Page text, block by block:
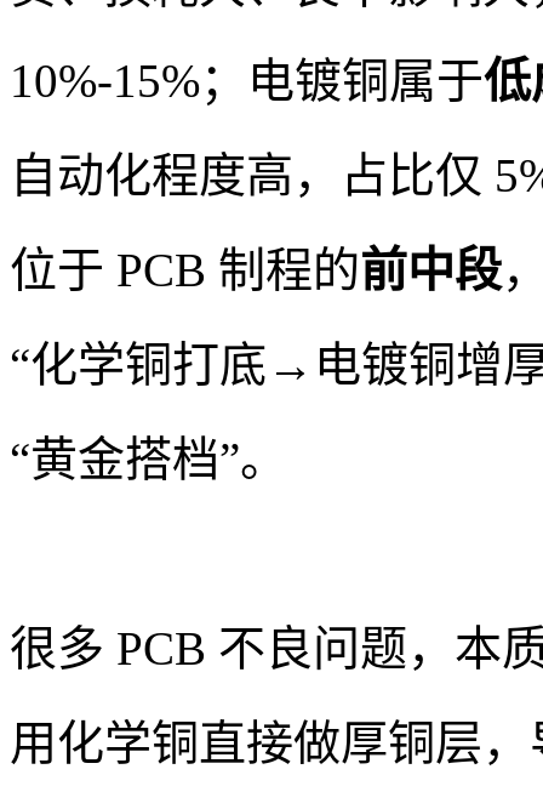
10%-15%；电镀铜属于低
自动化程度高，占比仅
位于 PCB 制程的前中段
“化学铜打底→电镀铜增
“黄金搭档”。
很多 PCB 不良问题，本
用化学铜直接做厚铜层